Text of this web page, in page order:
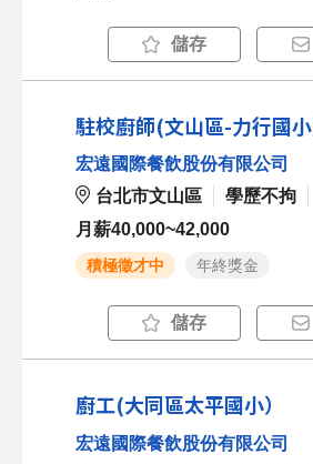
儲存
駐校廚師(文山區-力行國小
宏遠國際餐飲股份有限公司
台北市文山區
學歷不拘
月薪40,000~42,000
積極徵才中 年終獎金
儲存
廚工(大同區太平國小）
宏遠國際餐飲股份有限公司